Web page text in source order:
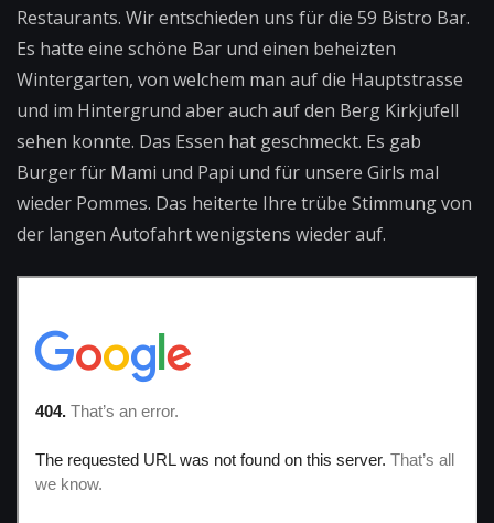
Restaurants. Wir entschieden uns für die 59 Bistro Bar.
Es hatte eine schöne Bar und einen beheizten
Wintergarten, von welchem man auf die Hauptstrasse
und im Hintergrund aber auch auf den Berg Kirkjufell
sehen konnte. Das Essen hat geschmeckt. Es gab
Burger für Mami und Papi und für unsere Girls mal
wieder Pommes. Das heiterte Ihre trübe Stimmung von
der langen Autofahrt wenigstens wieder auf.